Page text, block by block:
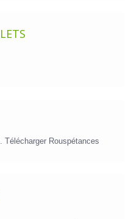
Télécharger Rouspétances